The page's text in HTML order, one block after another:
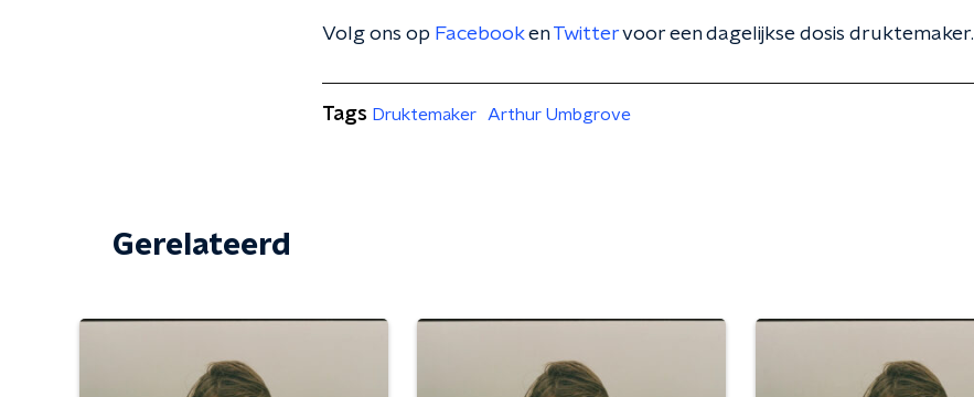
Volg ons op FacebookenTwittervoor een dagelijkse dosis druktemaker.
Tags Druktemaker Arthur Umbgrove
Gerelateerd